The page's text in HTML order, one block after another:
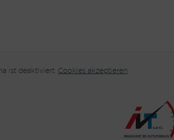
ist deaktiviert. Cookies akzeptieren